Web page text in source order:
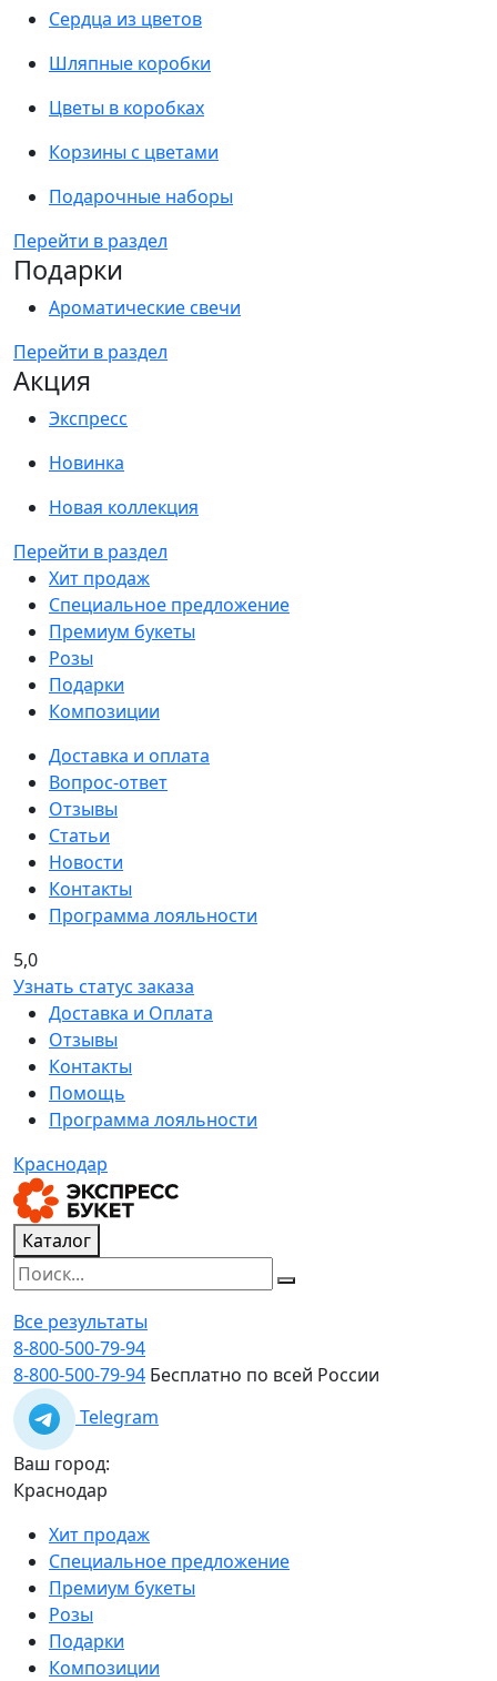
Сердца из цветов
Шляпные коробки
Цветы в коробках
Корзины с цветами
Подарочные наборы
Перейти в раздел
Подарки
Ароматические свечи
Перейти в раздел
Акция
Экспресс
Новинка
Новая коллекция
Перейти в раздел
Хит продаж
Специальное предложение
Премиум букеты
Розы
Подарки
Композиции
Доставка и оплата
Вопрос-ответ
Отзывы
Статьи
Новости
Контакты
Программа лояльности
5,0
Узнать статус заказа
Доставка и Оплата
Отзывы
Контакты
Помощь
Программа лояльности
Краснодар
Каталог
Все результаты
8-800-500-79-94
8-800-500-79-94 Бесплатно по всей России
Telegram
Ваш город:
Краснодар
Хит продаж
Специальное предложение
Премиум букеты
Розы
Подарки
Композиции